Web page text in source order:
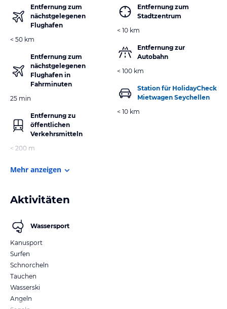
Entfernung zum
nächstgelegenen
Flughafen
< 50 km
Entfernung zum
nächstgelegenen
Flughafen in
Fahrminuten
25 min
Entfernung zu
öffentlichen
Verkehrsmitteln
< 200 m
Entfernung zum
Stadtzentrum
< 10 km
Entfernung zur
Autobahn
< 100 km
Station für HolidayCheck
Mietwagen Seychellen
< 10 km
Mehr anzeigen
Aktivitäten
Wassersport
Kanusport
Surfen
Schnorcheln
Tauchen
Wasserski
Angeln